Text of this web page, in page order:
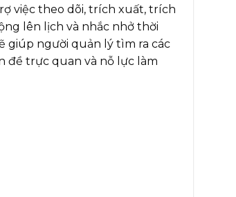
việc theo dõi, trích xuất, trích
lên lịch và nhắc nhở thời
giúp người quản lý tìm ra các
đề trực quan và nỗ lực làm